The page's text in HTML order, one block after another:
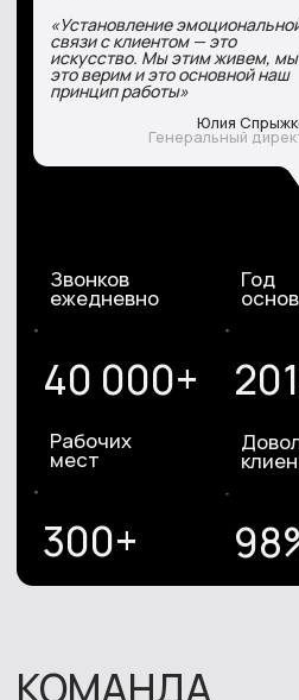
Оренбург
"Дом Моды"
центр "Парус"
Советская, 46, 2 этаж
Отправьте заявку и мы свяжемся с вами
ОТПРАВИТЬ
Или позвоните самостоятельно
+7 (800) 775-83-73